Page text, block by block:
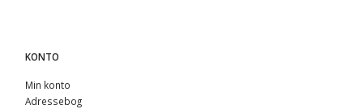
KONTO
Min konto
Adressebog